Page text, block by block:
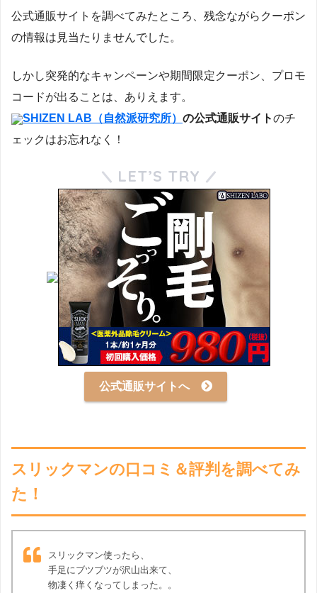
公式通販サイトを調べてみたところ、残念ながらクーポン
の情報は見当たりませんでした。
しかし突発的なキャンペーンや期間限定クーポン、プロモ
コードが出ることは、ありえます。
SHIZEN LAB（自然派研究所） の公式通販サイトのチ
ェックはお忘れなく！
LET’S TRY
公式通販サイトへ
スリックマンの口コミ＆評判を調べてみ
た！
スリックマン使ったら、
手足にブツブツが沢山出来て、
物凄く痒くなってしまった。。